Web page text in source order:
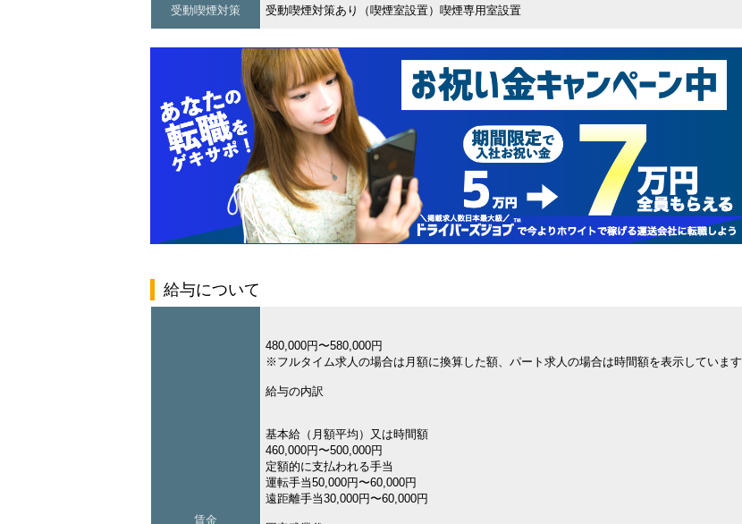
受動喫煙対策 受動喫煙対策あり（喫煙室設置）喫煙専用室設置
給与について
賃金
480,000円〜580,000円
※フルタイム求人の場合は月額に換算した額、パート求人の場合は時間額を表示しています
給与の内訳
基本給（月額平均）又は時間額
460,000円〜500,000円
定額的に支払われる手当
運転手当50,000円〜60,000円
遠距離手当30,000円〜60,000円